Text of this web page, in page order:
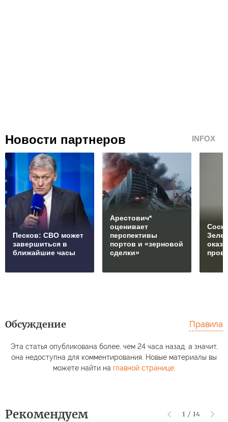
Новости партнеров INFOX
Песков: СВО может
завершиться в
ближайшие часы
Арестович*
оценивает
перспективы
портов и «зерновой
сделки»
Обсуждение Правила
Эта статья опубликована более, чем 24 часа назад, а значит,
она недоступна для комментирования. Новые материалы вы
можете найти на главной странице.
Рекомендуем 1 / 14